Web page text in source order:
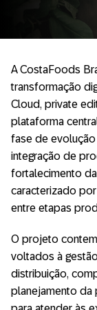
A CostaFoods
transformação
Cloud, private
plataforma
fase de
integração de
fortalecimento
caracterizado
entre etapas
O projeto
voltados à
distribuição,
planejamento da